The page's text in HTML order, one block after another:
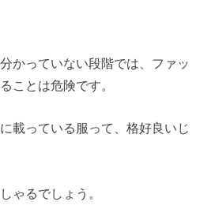
かっていない段階では、ファッ
ことは危険です。
載っている服って、格好良いじ
ゃるでしょう。